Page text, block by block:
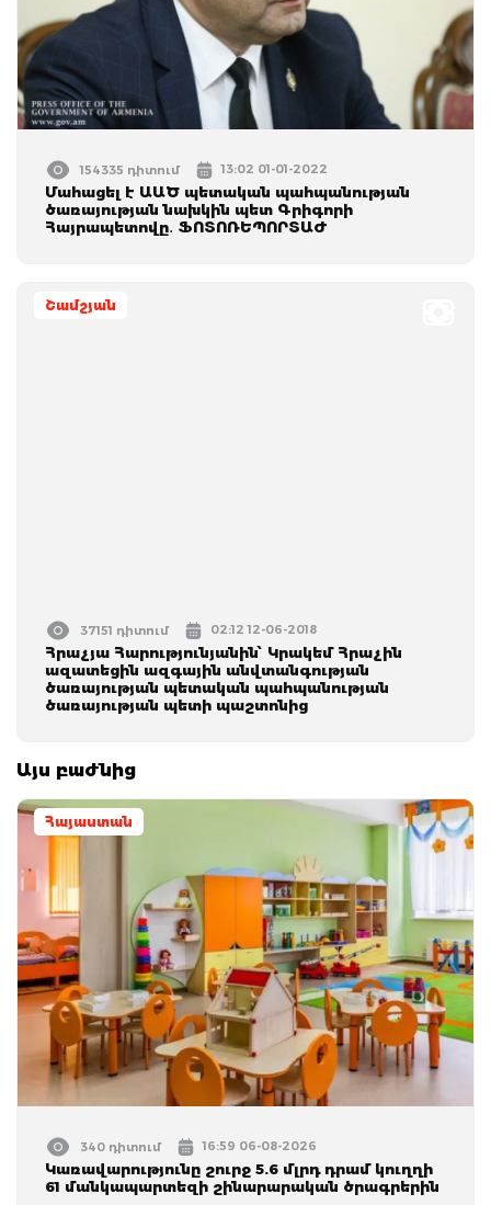
154335 դիտում 13:02 01-01-2022
Մահացել է ԱԱԾ պետական պահպանության
ծառայության նախկին պետ Գրիգորի
Հայրապետովը․ ՖՈՏՈՌԵՊՈՐՏԱԺ
Շամշյան
37151 դիտում 02:12 12-06-2018
Հրաչյա Հարությունյանին՝ Կրակեմ Հրաչին
ազատեցին ազգային անվտանգության
ծառայության պետական պահպանության
ծառայության պետի պաշտոնից
Այս բաժնից
Հայաստան
340 դիտում 16:59 06-08-2026
Կառավարությունը շուրջ 5.6 մլրդ դրամ կուղղի
61 մանկապարտեզի շինարարական ծրագրերին